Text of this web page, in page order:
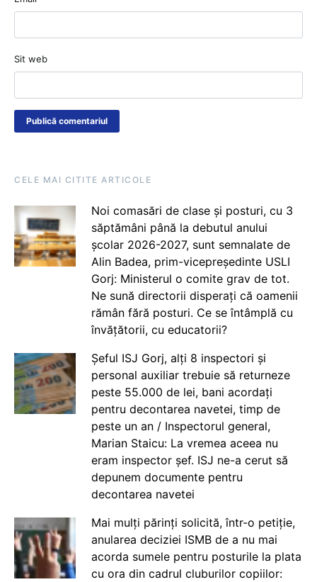
Sit web
CELE MAI CITITE ARTICOLE
Noi comasări de clase și posturi, cu 3
săptămâni până la debutul anului
școlar 2026-2027, sunt semnalate de
Alin Badea, prim-vicepreședinte USLI
Gorj: Ministerul o comite grav de tot.
Ne sună directorii disperați că oamenii
rămân fără posturi. Ce se întâmplă cu
învățătorii, cu educatorii?
Șeful ISJ Gorj, alți 8 inspectori și
personal auxiliar trebuie să returneze
peste 55.000 de lei, bani acordați
pentru decontarea navetei, timp de
peste un an / Inspectorul general,
Marian Staicu: La vremea aceea nu
eram inspector șef. ISJ ne-a cerut să
depunem documente pentru
decontarea navetei
Mai mulți părinți solicită, într-o petiție,
anularea deciziei ISMB de a nu mai
acorda sumele pentru posturile la plata
cu ora din cadrul cluburilor copiilor: